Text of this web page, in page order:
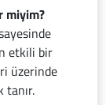
miyim?
etkili bir
üzerinde
tanır.